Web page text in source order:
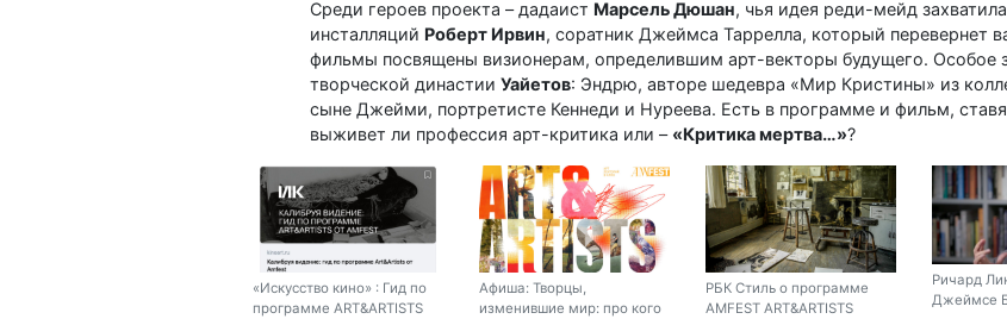
Среди героев проекта – дадаист Марсель Дюшан, чья идея реди-мейд
инсталляций Роберт Ирвин, соратник Джеймса Таррелла, который перевернет
фильмы посвящены визионерам, определившим арт-векторы будущего. Особое
творческой династии Уайетов: Эндрю, авторе шедевра «Мир Кристины» из
сыне Джейми, портретисте Кеннеди и Нуреева. Есть в программе и фильм,
выживет ли профессия арт-критика или – «Критика мертва…»?
«Искусство кино» : Гид по
программе ART&ARTISTS
Афиша: Творцы,
изменившие мир: про кого
РБК Стиль о программе
AMFEST ART&ARTISTS
Ричард
Джеймсе